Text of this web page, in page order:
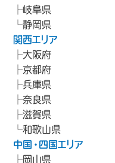
岐阜県
静岡県
関西エリア
大阪府
京都府
兵庫県
奈良県
滋賀県
和歌山県
中国・四国エリア
岡山県